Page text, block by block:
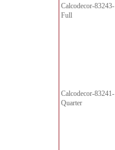
Calcodecor-83243-
Full
Calcodecor-83241-
Quarter